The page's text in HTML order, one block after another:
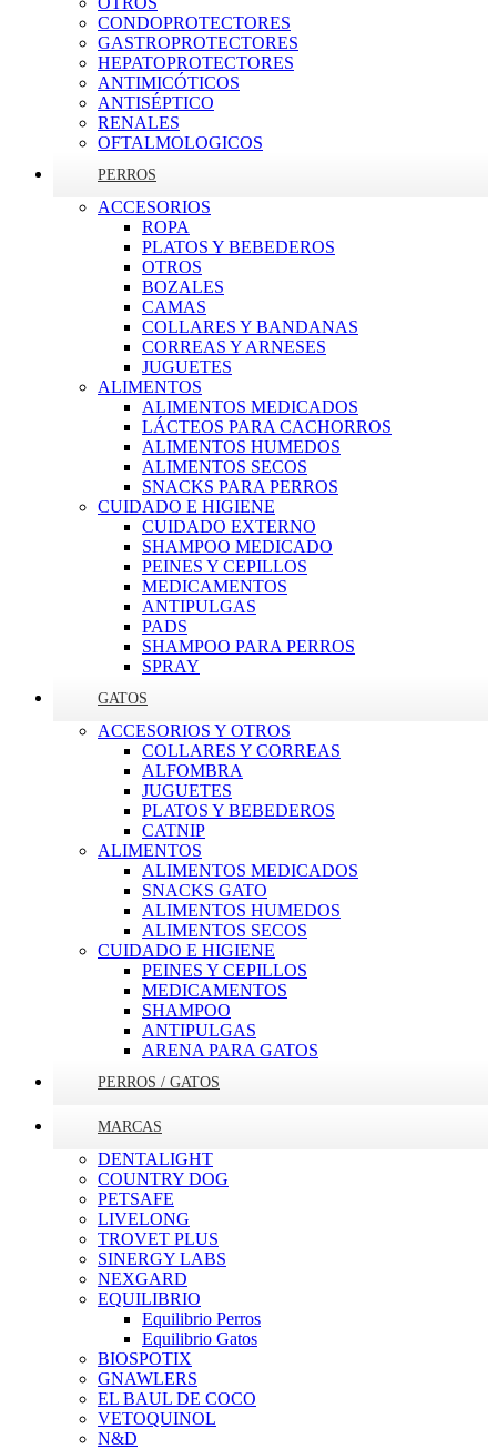
CONDOPROTECTORES
GASTROPROTECTORES
HEPATOPROTECTORES
ANTIMICÓTICOS
ANTISÉPTICO
RENALES
OFTALMOLOGICOS
PERROS
ACCESORIOS
ROPA
PLATOS Y BEBEDEROS
OTROS
BOZALES
CAMAS
COLLARES Y BANDANAS
CORREAS Y ARNESES
JUGUETES
ALIMENTOS
ALIMENTOS MEDICADOS
LÁCTEOS PARA CACHORROS
ALIMENTOS HUMEDOS
ALIMENTOS SECOS
SNACKS PARA PERROS
CUIDADO E HIGIENE
CUIDADO EXTERNO
SHAMPOO MEDICADO
PEINES Y CEPILLOS
MEDICAMENTOS
ANTIPULGAS
PADS
SHAMPOO PARA PERROS
SPRAY
GATOS
ACCESORIOS Y OTROS
COLLARES Y CORREAS
ALFOMBRA
JUGUETES
PLATOS Y BEBEDEROS
CATNIP
ALIMENTOS
ALIMENTOS MEDICADOS
SNACKS GATO
ALIMENTOS HUMEDOS
ALIMENTOS SECOS
CUIDADO E HIGIENE
PEINES Y CEPILLOS
MEDICAMENTOS
SHAMPOO
ANTIPULGAS
ARENA PARA GATOS
PERROS / GATOS
MARCAS
DENTALIGHT
COUNTRY DOG
PETSAFE
LIVELONG
TROVET PLUS
SINERGY LABS
NEXGARD
EQUILIBRIO
Equilibrio Perros
Equilibrio Gatos
BIOSPOTIX
GNAWLERS
EL BAUL DE COCO
VETOQUINOL
N&D